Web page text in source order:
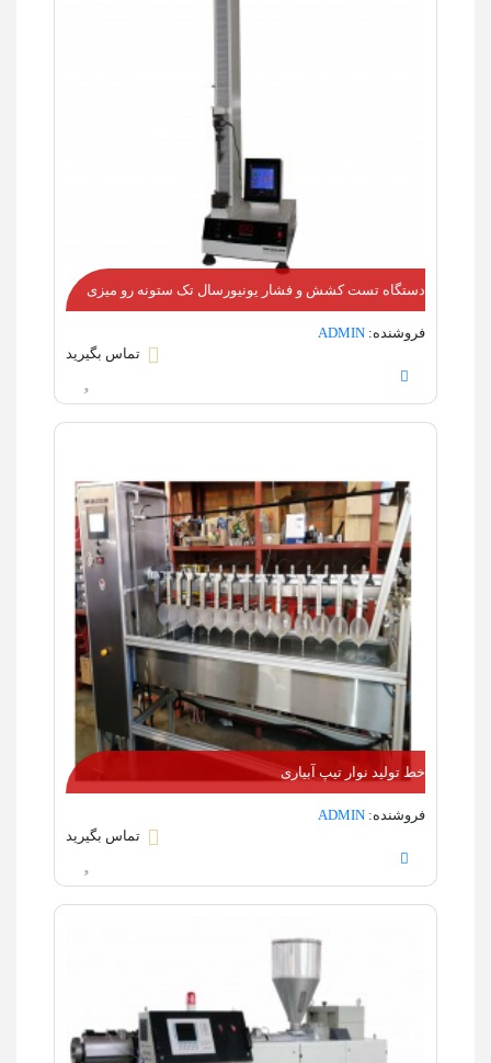
دستگاه تست کشش و فشار یونیورسال تک ستونه رو میزی
فروشنده: ADMIN
تماس بگیرید
خط تولید نوار تیپ آبیاری
فروشنده: ADMIN
تماس بگیرید